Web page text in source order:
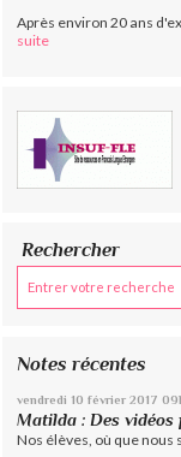
Après environ 20 ans
suite
Rechercher
Notes récentes
vendredi 10 février 2017
Matilda : Des vidéos
Nos élèves, où que nous